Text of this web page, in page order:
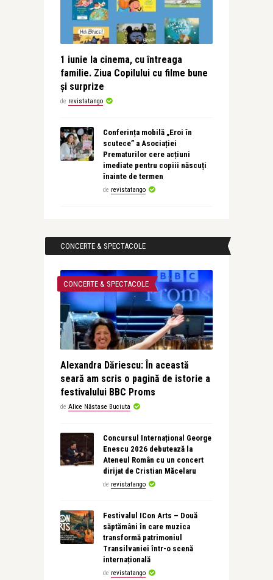
1 iunie la cinema, cu întreaga
familie. Ziua Copilului cu filme bune
și surprize
de revistatango
Conferința mobilă „Eroi în
scutece” a Asociației
Prematurilor cere acțiuni
imediate pentru copiii născuți
înainte de termen
de revistatango
CONCERTE & SPECTACOLE
CONCERTE & SPECTACOLE
Alexandra Dăriescu: În această
seară am scris o pagină de istorie a
festivalului BBC Proms
de Alice Năstase Buciuta
Concursul Internațional George
Enescu 2026 debutează la
Ateneul Român cu un concert
dirijat de Cristian Măcelaru
de revistatango
Festivalul ICon Arts – Două
săptămâni în care muzica
transformă patrimoniul
Transilvaniei într-o scenă
internațională
de revistatango